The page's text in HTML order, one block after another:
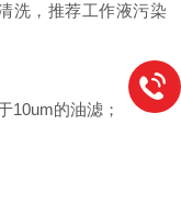
，推荐工作液污染
的油滤；